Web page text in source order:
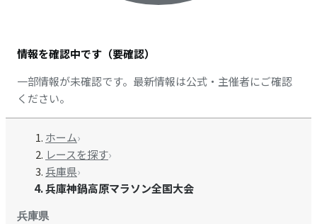
情報を確認中です（要確認）
一部情報が未確認です。最新情報は公式・主催者にご確認
ください。
ホーム›
レースを探す›
兵庫県›
兵庫神鍋高原マラソン全国大会
兵庫県